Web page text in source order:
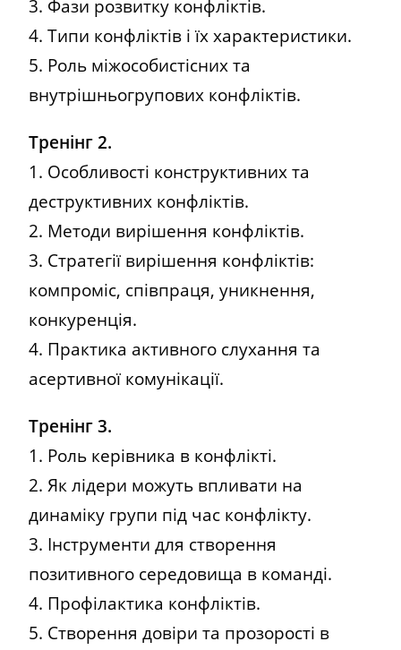
3. Фази розвитку конфліктів.
4. Типи конфліктів і їх характеристики.
5. Роль міжособистісних та
внутрішньогрупових конфліктів.
Тренінг 2.
1. Особливості конструктивних та
деструктивних конфліктів.
2. Методи вирішення конфліктів.
3. Стратегії вирішення конфліктів:
компроміс, співпраця, уникнення,
конкуренція.
4. Практика активного слухання та
асертивної комунікації.
Тренінг 3.
1. Роль керівника в конфлікті.
2. Як лідери можуть впливати на
динаміку групи під час конфлікту.
3. Інструменти для створення
позитивного середовища в команді.
4. Профілактика конфліктів.
5. Створення довіри та прозорості в